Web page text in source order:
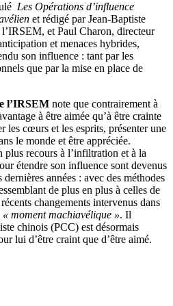
Les Opérations d’influence
et rédigé par Jean-Baptiste
et Paul Charon, directeur
et menaces hybrides,
son influence : tant par les
que par la mise en place de
l’IRSEM note que contrairement à
à être aimée qu’à être crainte
les cœurs et les esprits, présenter une
le monde et être appréciée.
plus recours à l’infiltration et à la
étendre son influence sont devenus
années : avec des méthodes
de plus en plus à celles de
changements intervenus dans
« moment machiavélique ». Il
chinois (PCC) est désormais
lui d’être craint que d’être aimé.